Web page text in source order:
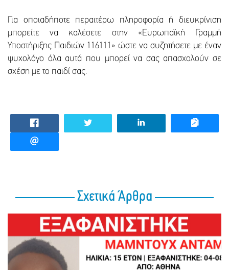
Για οποιαδήποτε περαιτέρω πληροφορία ή διευκρίνιση
μπορείτε να καλέσετε στην «Ευρωπαϊκή Γραμμή
Υποστήριξης Παιδιών 116111» ώστε να συζητήσετε με έναν
ψυχολόγο όλα αυτά που μπορεί να σας απασχολούν σε
σχέση με το παιδί σας.
Σχετικά Άρθρα